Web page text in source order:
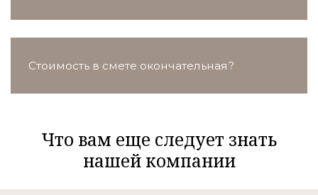
Стоимость в смете окончательная?
Что вам еще следует знать
нашей компании